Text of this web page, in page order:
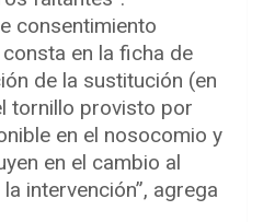
consentimiento
en la ficha de
de la sustitución (en
tornillo provisto por
en el nosocomio y
en el cambio al
intervención”, agrega